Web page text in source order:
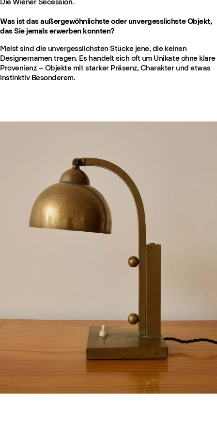
Was ist das außergewöhnlichste oder unvergesslichste Objekt,
das Sie jemals erwerben konnten?
Meist sind die unvergesslichsten Stücke jene, die keinen
Designernamen tragen. Es handelt sich oft um Unikate ohne klare
Provenienz – Objekte mit starker Präsenz, Charakter und etwas
instinktiv Besonderem.